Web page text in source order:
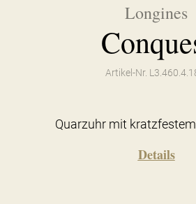
Longines
Artikel-Nr.
Quarzuhr mit
Details